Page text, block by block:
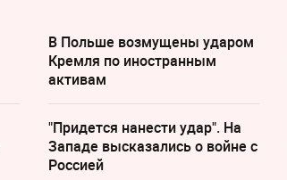
В Польше возмущены ударом
Кремля по иностранным
активам
"Придется нанести удар". На
Западе высказались о войне с
Россией